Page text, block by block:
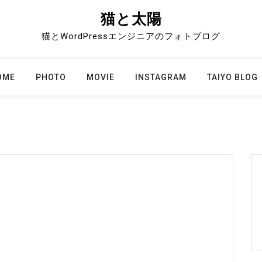
猫と太陽
猫とWordPressエンジニアのフォトブログ
PHOTO MOVIE INSTAGRAM TAIYO BLOG